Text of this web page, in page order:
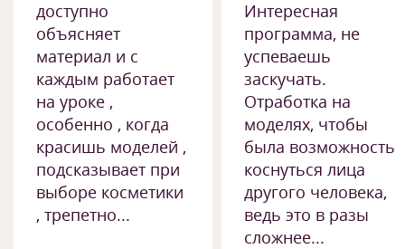
доступно
объясняет
материал и с
каждым работает
на уроке ,
особенно , когда
красишь моделей ,
подсказывает при
выборе косметики
, трепетно...
Интересная
программа, не
успеваешь
заскучать.
Отработка на
моделях, чтобы
была возможность
коснуться лица
другого человека,
ведь это в разы
сложнее...